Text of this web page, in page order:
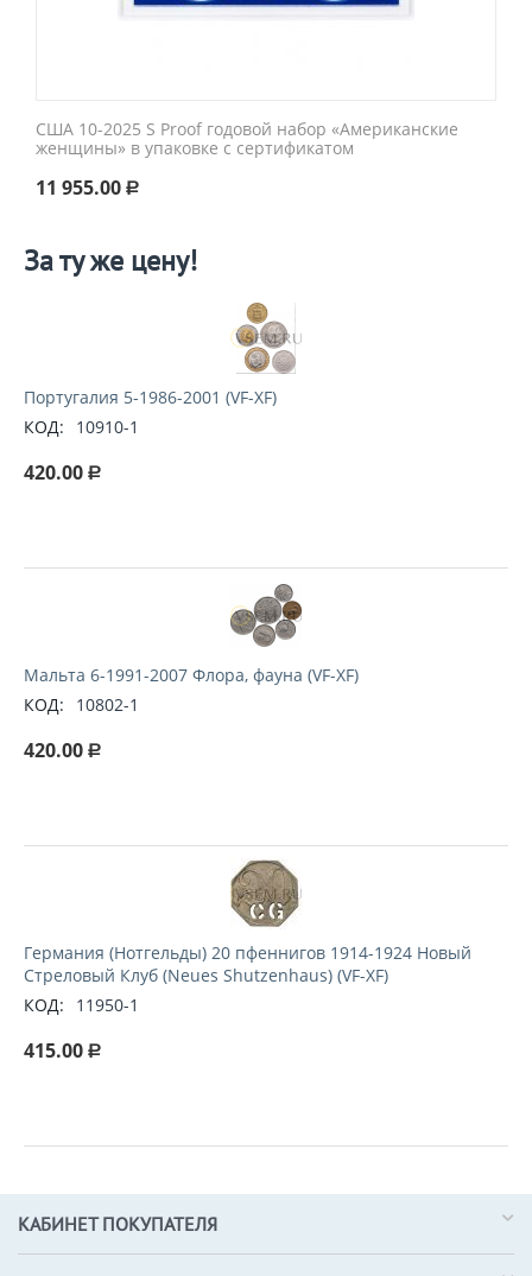
США 10-2025 S Proof годовой набор «Американские
женщины» в упаковке с сертификатом
11 955.00 Р
За ту же цену!
Португалия 5-1986-2001 (VF-XF)
КОД:
10910-1
420.00 Р
Мальта 6-1991-2007 Флора, фауна (VF-XF)
КОД:
10802-1
420.00 Р
Германия (Нотгельды) 20 пфеннигов 1914-1924 Новый
Стреловый Клуб (Neues Shutzenhaus) (VF-XF)
КОД:
11950-1
415.00 Р
КАБИНЕТ ПОКУПАТЕЛЯ